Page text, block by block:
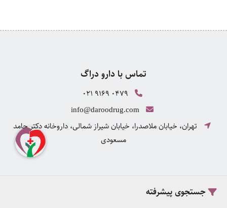
جستجوی پیشرفته
تماس با دارو دراگ
021 9169 0479
info@daroodrug.com
تهران، خیابان ملاصدرا، خیابان شیراز شمالی، داروخانه دکتر حامد
مسعودی